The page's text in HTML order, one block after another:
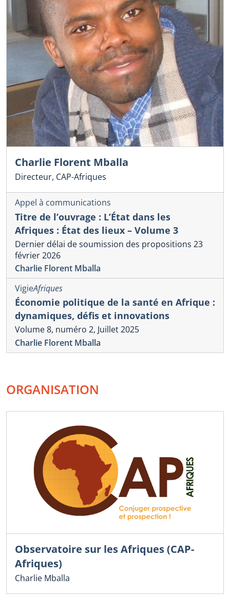
Charlie Florent Mballa
Directeur, CAP-Afriques
Appel à communications
Titre de l’ouvrage : L’État dans les
Afriques : État des lieux – Volume 3
Dernier délai de soumission des propositions 23
février 2026
Charlie Florent Mballa
VigieAfriques
Économie politique de la santé en Afrique :
dynamiques, défis et innovations
Volume 8, numéro 2, Juillet 2025
Charlie Florent Mballa
ORGANISATION
Observatoire sur les Afriques (CAP-
Afriques)
Charlie Mballa